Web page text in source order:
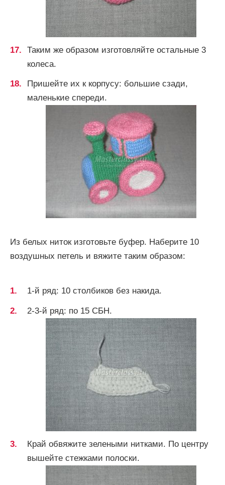
Таким же образом изготовляйте остальные 3
колеса.
Пришейте их к корпусу: большие сзади,
маленькие спереди.
Из белых ниток изготовьте буфер. Наберите 10
воздушных петель и вяжите таким образом:
1-й ряд: 10 столбиков без накида.
2-3-й ряд: по 15 СБН.
Край обвяжите зелеными нитками. По центру
вышейте стежками полоски.